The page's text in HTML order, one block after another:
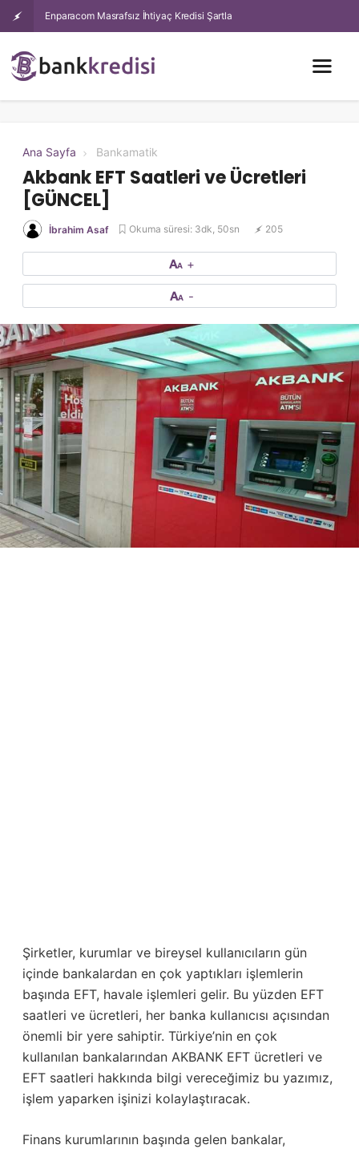
Enparacom Masrafsız İhtiyaç Kredisi Şartları Nelerdir, Başvuru Nasıl
Ana Sayfa Bankamatik
Akbank EFT Saatleri ve Ücretleri
[GÜNCEL]
İbrahim Asaf Okuma süresi: 3dk, 50sn 205
+
-
Şirketler, kurumlar ve bireysel kullanıcıların gün
içinde bankalardan en çok yaptıkları işlemlerin
başında EFT, havale işlemleri gelir. Bu yüzden EFT
saatleri ve ücretleri, her banka kullanıcısı açısından
önemli bir yere sahiptir. Türkiye’nin en çok
kullanılan bankalarından AKBANK EFT ücretleri ve
EFT saatleri hakkında bilgi vereceğimiz bu yazımız,
işlem yaparken işinizi kolaylaştıracak.
Finans kurumlarının başında gelen bankalar,